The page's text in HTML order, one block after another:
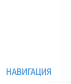
НАВИГАЦИЯ